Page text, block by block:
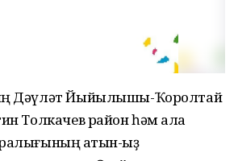
Дәүләт Йыйылышы-Ҡоролтай
Толкачев район һәм ҡала
ҡатын-ҡыҙ